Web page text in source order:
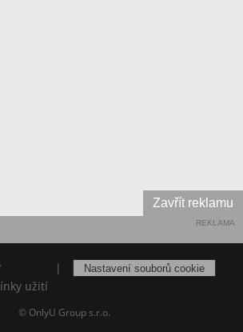
REKLAMA
užití
| Nastavení souborů cookie
© OnlyU Group s.r.o.
Zavřít reklamu